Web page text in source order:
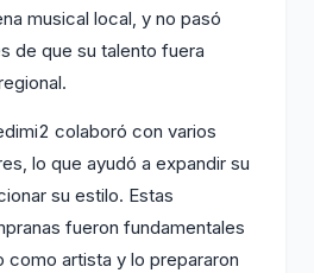
musical local, y no pasó
de que su talento fuera
colaboró con varios
lo que ayudó a expandir su
su estilo. Estas
fueron fundamentales
como artista y lo prepararon